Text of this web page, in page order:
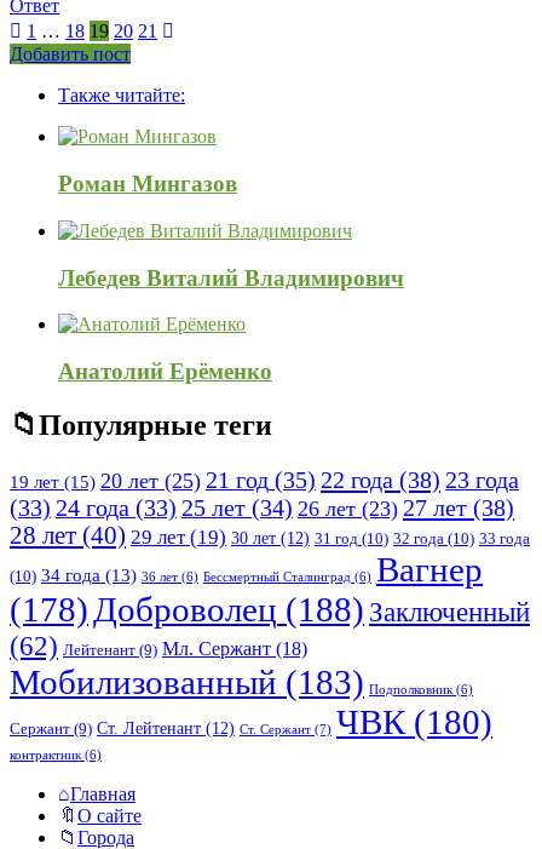
Ответ
1 … 18 19 20 21
Боковая
панель
Добавить пост
120x600Также читайте:
Роман Мингазов
Лебедев Виталий Владимирович
Анатолий Ерёменко
Популярные теги
19 лет (15) 20 лет (25) 21 год (35) 22 года (38) 23 года
(33) 24 года (33) 25 лет (34) 26 лет (23) 27 лет (38)
28 лет (40) 29 лет(19) 30 лет (12) 31 год (10) 32 года (10) 33 года
(10) 34 года (13) 36 лет (6) Бессмертный Сталинград (6) Вагнер
(178) Доброволец (188) Заключенный
(62) Лейтенант (9) Мл. Сержант (18)
Мобилизованный (183) Подполковник (6)
Сержант (9) Ст. Лейтенант (12) Ст. Сержант (7) ЧВК (180)
контрактник (6)
Исследовать
Главная
О сайте
Города